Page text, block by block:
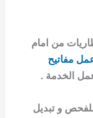
من امام
مفاتيح
عمل الخدمة .
و تبديل